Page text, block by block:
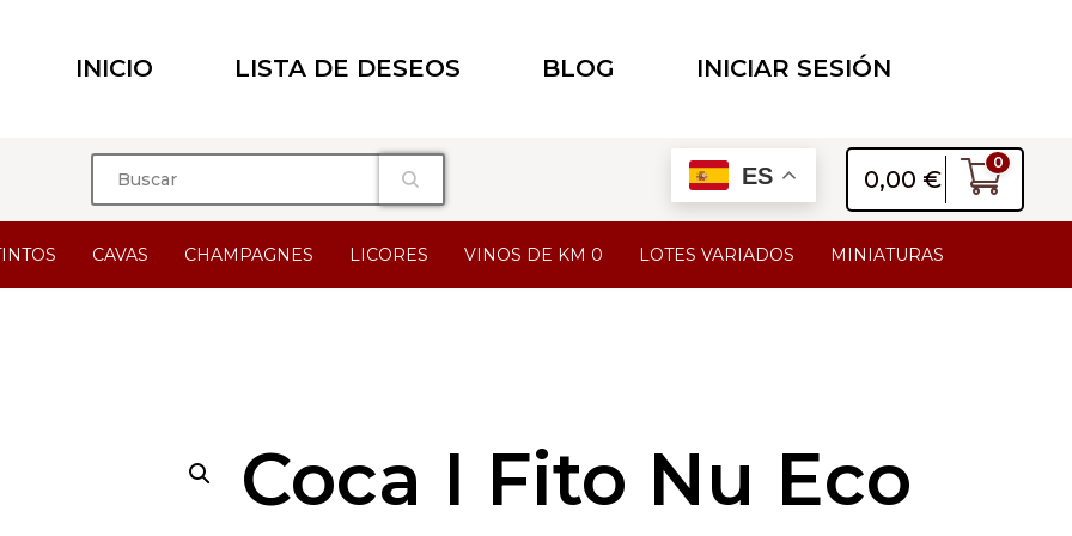
INICIO LISTA DE DESEOS BLOG INICIAR SESIÓN
ES 0,00 €
0
CAVAS CHAMPAGNES LICORES VINOS DE KM 0 LOTES VARIADOS MINIATURAS
Coca I Fito Nu Eco